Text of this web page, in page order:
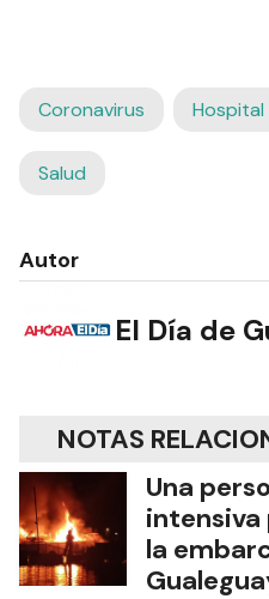
Coronavirus
Salud
Autor
El Día de
NOTAS
Una
intensiva
la